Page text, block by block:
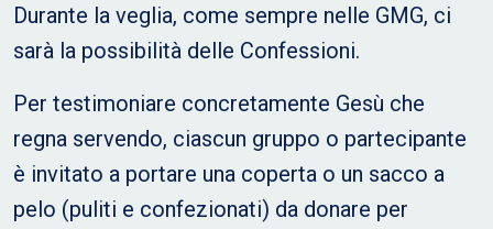
Durante la veglia, come sempre nelle GMG, ci
sarà la possibilità delle Confessioni.
Per testimoniare concretamente Gesù che
regna servendo, ciascun gruppo o partecipante
è invitato a portare una coperta o un sacco a
pelo (puliti e confezionati) da donare per